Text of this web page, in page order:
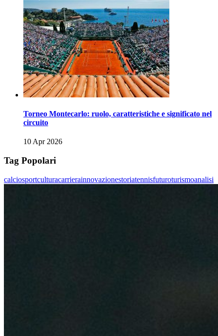
Torneo Montecarlo: ruolo, caratteristiche e significato nel
circuito
10 Apr 2026
Tag Popolari
calciosportculturacarrierainnovazionestoriatennisfuturoturismoanalisi